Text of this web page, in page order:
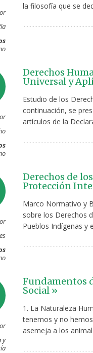
la filosofía que se
Derechos
Universal y
Estudio de los
continuación, se
artículos de la
Derechos de
Protección
Marco Normativo y
sobre los Derechos
Pueblos Indígenas y
y
Fundamentos
Social »
1. La Naturaleza
tenemos y no
asemeja a los